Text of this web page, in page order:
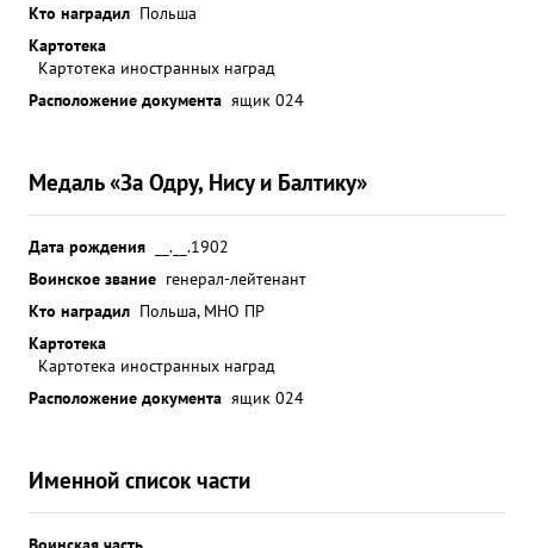
Кто наградил Польша
Картотека
Картотека иностранных наград
Расположение документа ящик 024
Медаль «За Одру, Нису и Балтику»
Дата рождения
__.__.1902
Воинское звание генерал-лейтенант
Кто наградил Польша, МНО ПР
Картотека
Картотека иностранных наград
Расположение документа ящик 024
Именной список части